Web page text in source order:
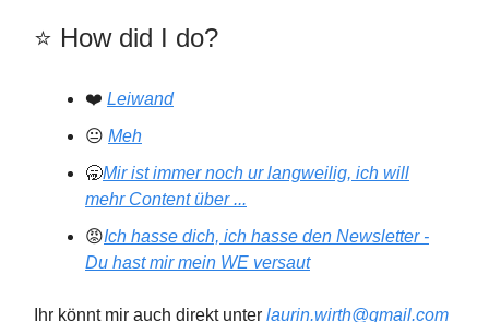
⭐️️ How did I do?
❤️ Leiwand
😐 Meh
🥱Mir ist immer noch ur langweilig, ich will
mehr Content über ...
😡Ich hasse dich, ich hasse den Newsletter -
Du hast mir mein WE versaut
Ihr könnt mir auch direkt unter laurin.wirth@gmail.com